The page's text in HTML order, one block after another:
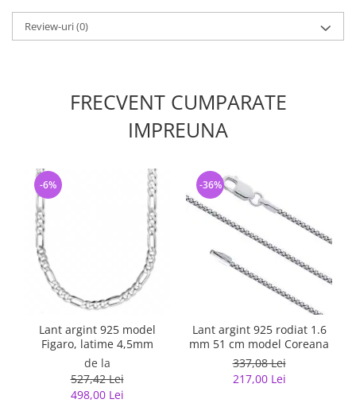
Review-uri(0)
FRECVENT CUMPARATE
IMPREUNA
Lant argint 925 model
Figaro, latime 4,5mm
de la
527,42 Lei
498,00 Lei
-6%
Lant argint 925 rodiat 1.6
mm 51 cm model Coreana
337,08 Lei
217,00 Lei
-36%